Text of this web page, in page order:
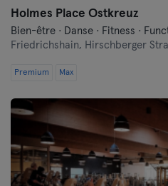
Holmes Place Ostkreuz
Friedrichshain, Hirschberger
Premium Max
Ratisbonne
Saarbrücken
Saarlouis